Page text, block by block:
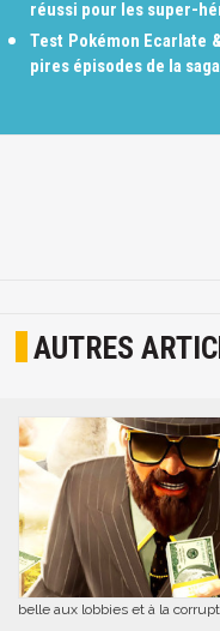
réussi pour les super-
Test Pokémon Ecarlate
pires épisodes de la saga
AUTRES
belle aux lobbies et à la